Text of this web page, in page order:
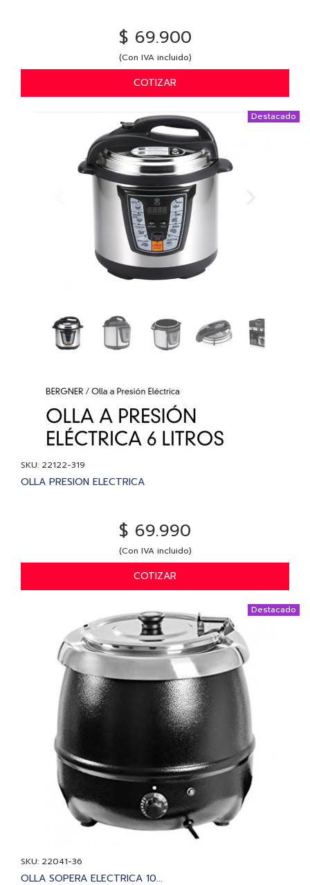
$ 69.900
(Con IVA incluido)
COTIZAR
Destacado
SKU: 22122-319
OLLA PRESION ELECTRICA
$ 69.990
(Con IVA incluido)
COTIZAR
Destacado
SKU: 22041-36
OLLA SOPERA ELECTRICA 10...